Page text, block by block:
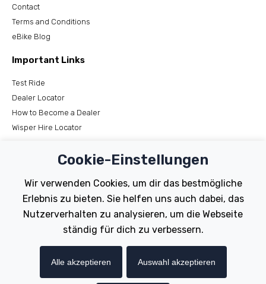
Contact
Terms and Conditions
eBike Blog
Important Links
Test Ride
Dealer Locator
How to Become a Dealer
Wisper Hire Locator
FAQs
Manuals
Tutorials
Wayfarer
Cookie-Einstellungen
Wir verwenden Cookies, um dir das bestmögliche
Erlebnis zu bieten. Sie helfen uns auch dabei, das
Nutzerverhalten zu analysieren, um die Webseite
ständig für dich zu verbessern.
Alle akzeptieren Auswahl akzeptieren